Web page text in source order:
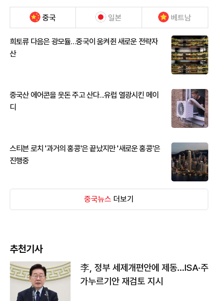
중국 일본 베트남
희토류 다음은 광모듈…중국이 움켜쥔 새로운 전략자
산
중국산 에어콘을 웃돈 주고 산다...유럽 열광시킨 메이
디
스티븐 로치 '과거의 홍콩'은 끝났지만 '새로운 홍콩'은
진행중
중국뉴스 더보기
추천기사
李, 정부 세제개편안에 제동…ISA·주
가누르기안 재검토 지시